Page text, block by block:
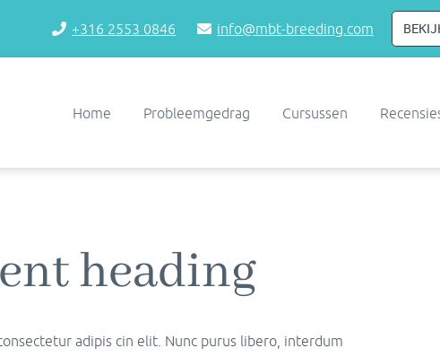
+316 2553 0846 info@mbt-breeding.com
Home Probleemgedrag Cursussen
heading
adipis cin elit. Nunc purus libero, interdum